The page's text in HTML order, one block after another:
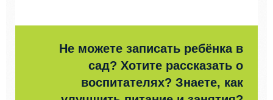
Не можете записать ребёнка в
сад? Хотите рассказать о
воспитателях? Знаете, как